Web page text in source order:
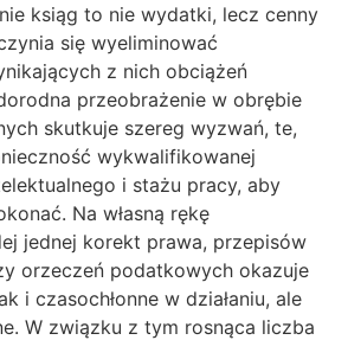
ksiąg to nie wydatki, lecz cenny
się wyeliminować
z nich obciążeń
przeobrażenie w obrębie
skutkuje szereg wyzwań, te,
wykwalifikowanej
i stażu pracy, aby
Na własną rękę
jednej korekt prawa, przepisów
orzeczeń podatkowych okazuje
i czasochłonne w działaniu, ale
W związku z tym rosnąca liczba